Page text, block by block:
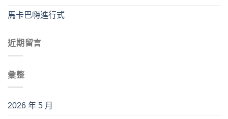
馬卡巴嗨進行式
近期留言
彙整
2026 年 5 月